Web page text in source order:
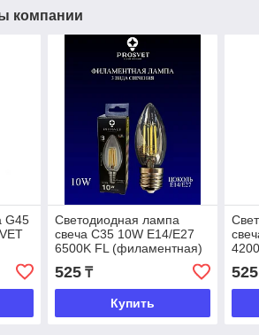
компании
G45
Светодиодная лампа
свеча C35 10W E14/E27
6500K FL (филаментная)
PROSVET
525₸
Купить
525